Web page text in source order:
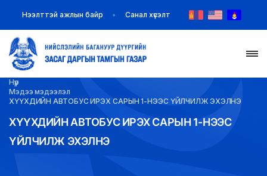
НҮҮР
ТАНИЛЦУУЛГА
Нээлттэй ажлын байр Санал хүсэлт
Нүүр
Мэдээ мэдээлэл
ХҮҮХДИЙН АВТОБУС ИРЭХ САРЫН 1-НЭЭС ҮЙЛЧИЛЖ ЭХЭЛНЭ
ХҮҮХДИЙН АВТОБУС ИРЭХ САРЫН 1-НЭЭС
ҮЙЛЧИЛЖ ЭХЭЛНЭ